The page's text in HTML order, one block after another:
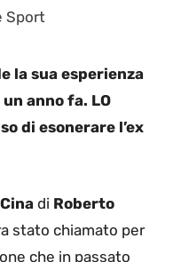
Sport
la sua esperienza
anno fa. LO
di esonerare l’ex
Cina di Roberto
stato chiamato per
che in passato